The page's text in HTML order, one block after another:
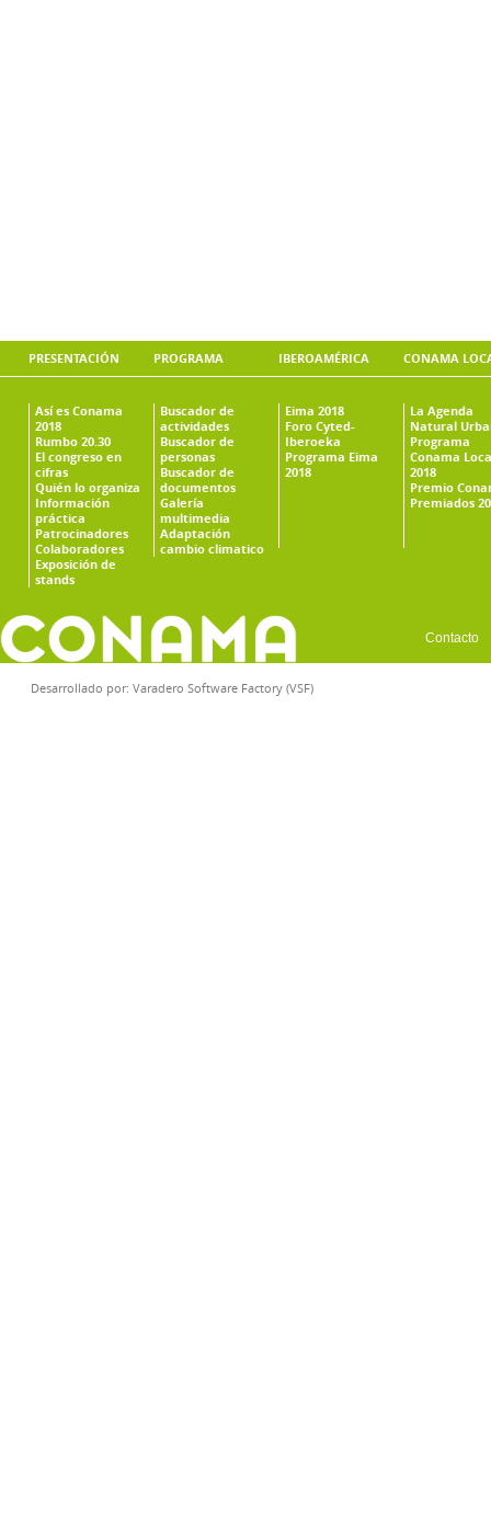
PRESENTACIÓN
Así es Conama
2018
Rumbo 20.30
El congreso en
cifras
Quién lo organiza
Información
práctica
Patrocinadores
Colaboradores
Exposición de
stands
PROGRAMA
Buscador de
actividades
Buscador de
personas
Buscador de
documentos
Galería
multimedia
Adaptación
cambio climatico
IBEROAMÉRICA
Eima 2018
Foro Cyted-
Iberoeka
Programa Eima
2018
CONAMA
La Agenda
Natural
Programa
Conama
2018
Premio
Premiados
Contacto
Desarrollado por: Varadero Software Factory (VSF)